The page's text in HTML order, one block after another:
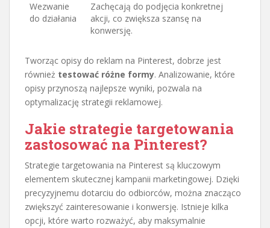
Wezwanie
do działania
Zachęcają do podjęcia konkretnej
akcji, co zwiększa szansę na
konwersję.
Tworząc opisy do reklam na Pinterest, dobrze jest
również testować różne formy. Analizowanie, które
opisy przynoszą najlepsze wyniki, pozwala na
optymalizację strategii reklamowej.
Jakie strategie targetowania
zastosować na Pinterest?
Strategie targetowania na Pinterest są kluczowym
elementem skutecznej kampanii marketingowej. Dzięki
precyzyjnemu dotarciu do odbiorców, można znacząco
zwiększyć zainteresowanie i konwersję. Istnieje kilka
opcji, które warto rozważyć, aby maksymalnie